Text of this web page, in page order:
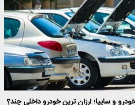
و سایپا؛ ارزان ترین خودرو داخلی چند؟